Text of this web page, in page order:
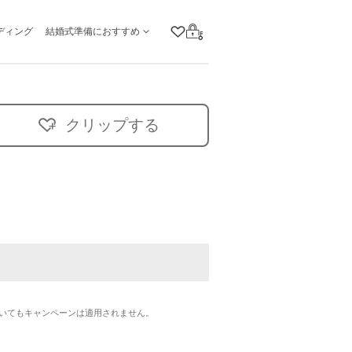
ィング 結婚式準備におすすめ
クリップリスト
ログイン
クリップする
もキャンペーンは適用されません。